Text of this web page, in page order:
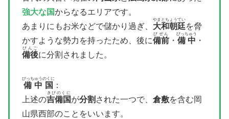
強大な国からなるエリアです。
あまりにもお米などで儲かり過ぎ、 大和朝廷
やまとちょうてい
を脅
かすような勢力を持ったため、後に備前
びぜん
・ 備中
びっちゅう
・
備後
びんご
に分割されました。
備中国
びっちゅうのくに
：
上述の吉備国
きびのくに
が分割 された一つで、 倉敷を含む岡
山県西部のことをいいます。